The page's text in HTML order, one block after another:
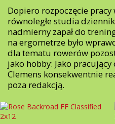
Dopiero rozpoczęcie
równoległe studia
nadmierny zapał do
na ergometrze było
dla tematu rowerów
jako hobby: Jako
Clemens konsekwentnie
poza redakcją.